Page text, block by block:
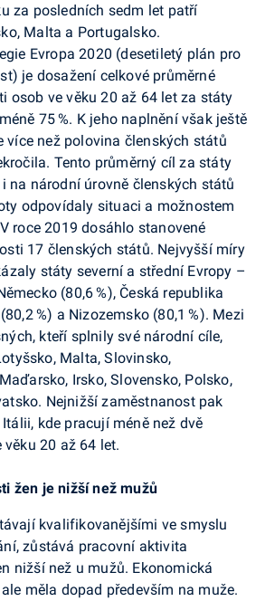
za posledních sedm let patří
Malta a Portugalsko.
Evropa 2020 (desetiletý plán pro
je dosažení celkové průměrné
osob ve věku 20 až 64 let za státy
75 %. K jeho naplnění však ještě
více než polovina členských států
Tento průměrný cíl za státy
i na národní úrovně členských států
odpovídaly situaci a možnostem
roce 2019 dosáhlo stanovené
17 členských států. Nejvyšší míry
státy severní a střední Evropy –
(80,6 %), Česká republika
%) a Nizozemsko (80,1 %). Mezi
kteří splnily své národní cíle,
Malta, Slovinsko,
Irsko, Slovensko, Polsko,
Nejnižší zaměstnanost pak
kde pracují méně než dvě
20 až 64 let.
žen je nižší než mužů
kvalifikovanějšími ve smyslu
zůstává pracovní aktivita
nižší než u mužů. Ekonomická
měla dopad především na muže.